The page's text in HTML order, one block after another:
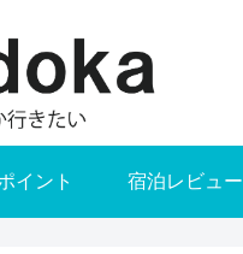
イント 宿泊レビュー